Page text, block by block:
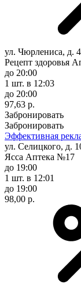
ул. Чюрлениса, д.
Рецепт здоровья
до 20:00
1 шт. в 12:03
до 20:00
97,63 р.
Забронировать
Забронировать
Эффективная
ул. Селицкого, д.
Ясса Аптека №17
до 19:00
1 шт. в 12:01
до 19:00
98,00 р.